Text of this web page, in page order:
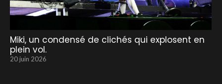
Miki, un condensé de clichés qui explosent en
plein vol.
20 juin 2026